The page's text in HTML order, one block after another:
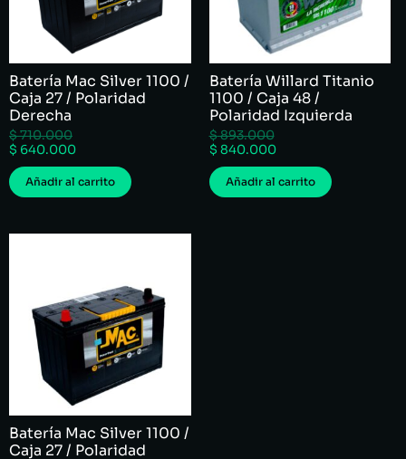
Batería Mac Silver 1100 /
Caja 27 / Polaridad
Derecha
$710.000
$ 640.000
Añadir al carrito
Batería Willard Titanio
1100 / Caja 48 /
Polaridad Izquierda
$893.000
$ 840.000
Añadir al carrito
Batería Mac Silver 1100 /
Caja 27 / Polaridad